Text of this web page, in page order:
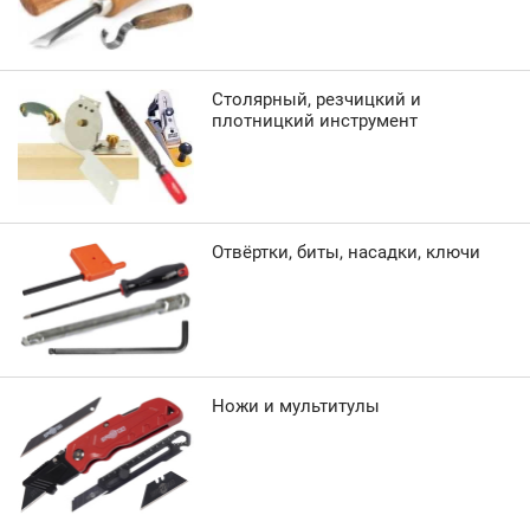
Столярный, резчицкий и
плотницкий инструмент
Отвёртки, биты, насадки, ключи
Ножи и мультитулы